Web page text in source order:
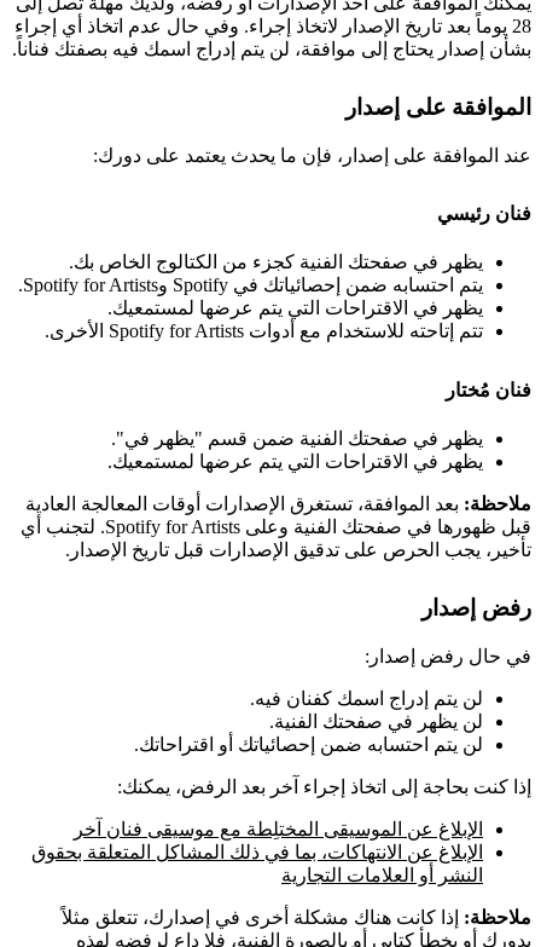
28 يوماً بعد تاريخ الإصدار لاتخاذ إجراء. وفي حال عدم اتخاذ أي إجراء
بشأن إصدار يحتاج إلى موافقة، لن يتم إدراج اسمك فيه بصفتك فناناً.
الموافقة على إصدار
عند الموافقة على إصدار، فإن ما يحدث يعتمد على دورك:
فنان رئيسي
يظهر في صفحتك الفنية كجزء من الكتالوج الخاص بك.
يتم احتسابه ضمن إحصائياتك في Spotify وSpotify for Artists.
يظهر في الاقتراحات التي يتم عرضها لمستمعيك.
تتم إتاحته للاستخدام مع أدوات Spotify for Artists الأخرى.
فنان مُختار
يظهر في صفحتك الفنية ضمن قسم "يظهر في".
يظهر في الاقتراحات التي يتم عرضها لمستمعيك.
ملاحظة: بعد الموافقة، تستغرق الإصدارات أوقات المعالجة العادية
قبل ظهورها في صفحتك الفنية وعلى Spotify for Artists. لتجنب أي
تأخير، يجب الحرص على تدقيق الإصدارات قبل تاريخ الإصدار.
رفض إصدار
في حال رفض إصدار:
لن يتم إدراج اسمك كفنان فيه.
لن يظهر في صفحتك الفنية.
لن يتم احتسابه ضمن إحصائياتك أو اقتراحاتك.
إذا كنت بحاجة إلى اتخاذ إجراء آخر بعد الرفض، يمكنك:
الإبلاغ عن الموسيقى المختلِطة مع موسيقى فنان آخر
الإبلاغ عن الانتهاكات، بما في ذلك المشاكل المتعلقة بحقوق
النشر أو العلامات التجارية
ملاحظة: إذا كانت هناك مشكلة أخرى في إصدارك، تتعلق مثلاً
بدورك أو بخطأ كتابي أو بالصورة الفنية، فلا داعٍ لرفضه لهذه